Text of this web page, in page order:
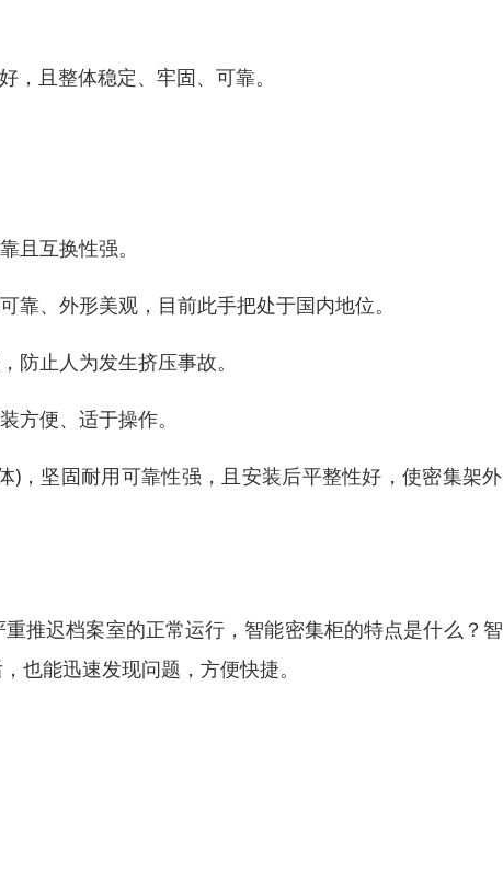
且整体稳定、牢固、可靠。
且互换性强。
、外形美观，目前此手把处于国内地位。
防止人为发生挤压事故。
方便、适于操作。
，坚固耐用可靠性强，且安装后平整性好，使密集架
推迟档案室的正常运行，智能密集柜的特点是什么？
也能迅速发现问题，方便快捷。